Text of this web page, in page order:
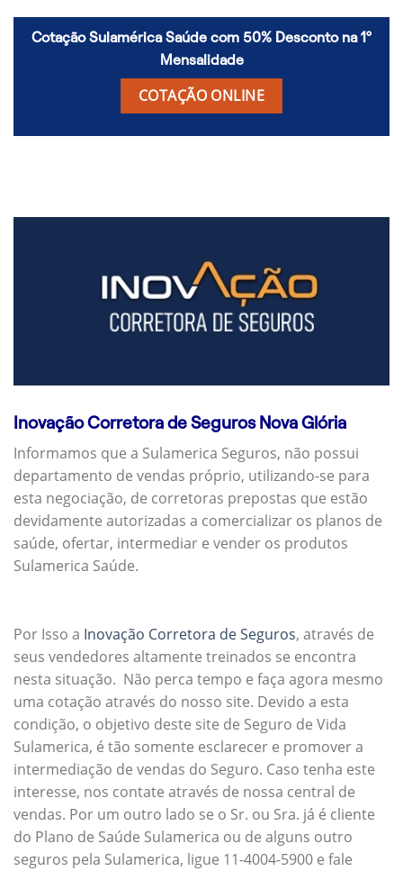
Cotação Sulamérica Saúde com 50% Desconto na 1º
Mensalidade
COTAÇÃO ONLINE
Inovação Corretora de Seguros Nova Glória
Informamos que a Sulamerica Seguros, não possui
departamento de vendas próprio, utilizando-se para
esta negociação, de corretoras prepostas que estão
devidamente autorizadas a comercializar os planos de
saúde, ofertar, intermediar e vender os produtos
Sulamerica Saúde.
Por Isso a Inovação Corretora de Seguros, através de
seus vendedores altamente treinados se encontra
nesta situação. Não perca tempo e faça agora mesmo
uma cotação através do nosso site. Devido a esta
condição, o objetivo deste site de Seguro de Vida
Sulamerica, é tão somente esclarecer e promover a
intermediação de vendas do Seguro. Caso tenha este
interesse, nos contate através de nossa central de
vendas. Por um outro lado se o Sr. ou Sra. já é cliente
do Plano de Saúde Sulamerica ou de alguns outro
seguros pela Sulamerica, ligue 11-4004-5900 e fale